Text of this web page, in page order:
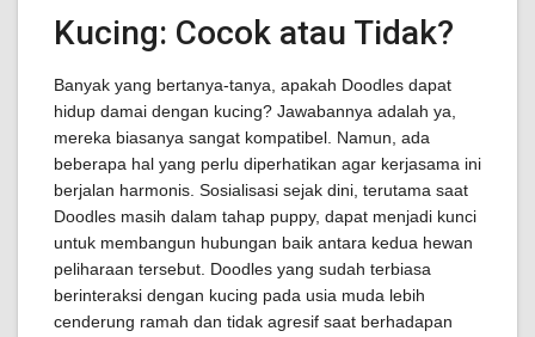
Kucing: Cocok atau Tidak?
Banyak yang bertanya-tanya, apakah Doodles dapat
hidup damai dengan kucing? Jawabannya adalah ya,
mereka biasanya sangat kompatibel. Namun, ada
beberapa hal yang perlu diperhatikan agar kerjasama ini
berjalan harmonis. Sosialisasi sejak dini, terutama saat
Doodles masih dalam tahap puppy, dapat menjadi kunci
untuk membangun hubungan baik antara kedua hewan
peliharaan tersebut. Doodles yang sudah terbiasa
berinteraksi dengan kucing pada usia muda lebih
cenderung ramah dan tidak agresif saat berhadapan